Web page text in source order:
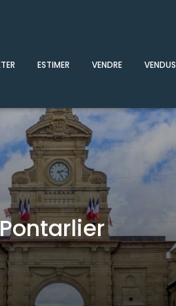
ESTIMER VENDRE VENDUS